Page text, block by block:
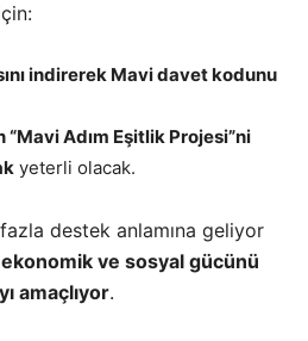
indirerek Mavi davet kodunu
Adım Eşitlik Projesi”ni
yeterli olacak.
destek anlamına geliyor
ekonomik ve sosyal gücünü
amaçlıyor.